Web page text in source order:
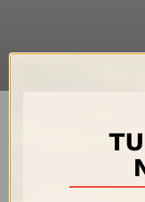
TREVISO
linija, kurioje